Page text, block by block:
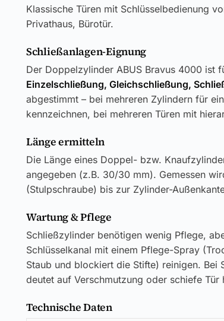
Klassische Türen mit Schlüsselbedienung
Privathaus, Bürotür.
Schließanlagen-Eignung
Der Doppelzylinder ABUS Bravus 4000 ist
Einzelschließung, Gleichschließung,
abgestimmt – bei mehreren Zylindern für
kennzeichnen, bei mehreren Türen mit
Länge ermitteln
Die Länge eines Doppel- bzw.
angegeben (z.B. 30/30 mm). Gemessen
(Stulpschraube) bis zur Zylinder-
Wartung & Pflege
Schließzylinder benötigen wenig Pflege,
Schlüsselkanal mit einem Pflege-Spray
Staub und blockiert die Stifte) reinigen. Bei
deutet auf Verschmutzung oder schiefe Tür
Technische Daten